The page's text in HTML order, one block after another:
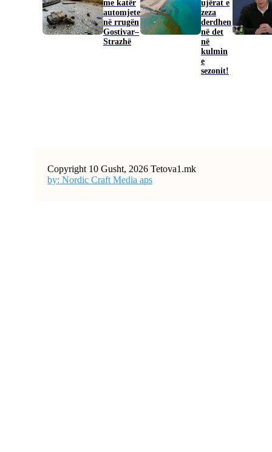
me katër
automjete
në rrugën
Gostivar–
Strazhë
ujërat e
zeza
derdhen
në det
në
kulmin
e
sezonit!
Copyright 10 Gusht, 2026 Tetova1.mk
by: Nordic Craft Media aps